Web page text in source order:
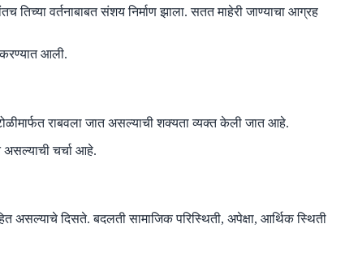
वर्तनाबाबत संशय निर्माण झाला. सतत माहेरी जाण्याचा आग्रह
करण्यात आली.
राबवला जात असल्याची शक्यता व्यक्त केली जात आहे.
चर्चा आहे.
असल्याचे दिसते. बदलती सामाजिक परिस्थिती, अपेक्षा, आर्थिक स्थिती